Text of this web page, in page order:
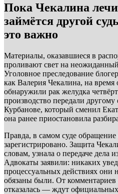
Пока Чекалина
займётся другой
это важно
Материалы, оказавшиеся в
проливают свет на
Уголовное преследование
как Валерия Чекалина, на
обнаружили рак желудка
производство передали
Курбанове, который сменил
она ранее приостановила
Правда, в самом суде
зарегистрировано. Защита
словам, узнала о передаче дела
Адвокаты заявили: никаких
процессуальных действиях они
обязаны были. От комментариев
отказалась — ждут официальных